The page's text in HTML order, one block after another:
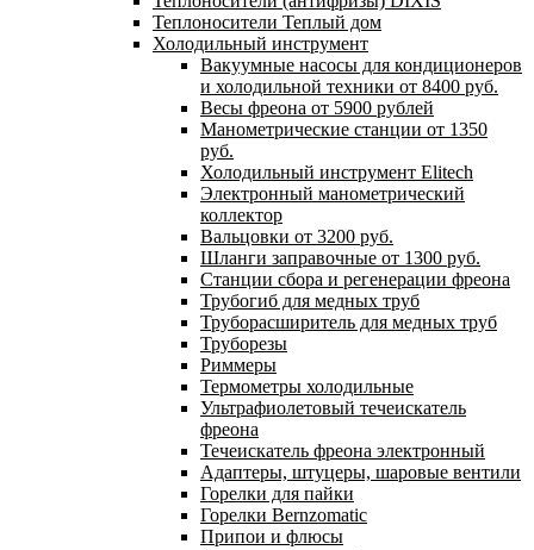
Теплоносители Теплый дом
Холодильный инструмент
Вакуумные насосы для кондиционеров
и холодильной техники от 8400 руб.
Весы фреона от 5900 рублей
Манометрические станции от 1350
руб.
Холодильный инструмент Elitech
Электронный манометрический
коллектор
Вальцовки от 3200 руб.
Шланги заправочные от 1300 руб.
Станции сбора и регенерации фреона
Трубогиб для медных труб
Труборасширитель для медных труб
Труборезы
Риммеры
Термометры холодильные
Ультрафиолетовый течеискатель
фреона
Течеискатель фреона электронный
Адаптеры, штуцеры, шаровые вентили
Горелки для пайки
Горелки Bernzomatic
Припои и флюсы